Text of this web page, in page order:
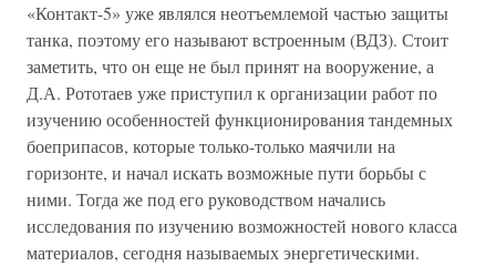
«Контакт-5» уже являлся неотъемлемой частью защиты
танка, поэтому его называют встроенным (ВДЗ). Стоит
заметить, что он еще не был принят на вооружение, а
Д.А. Рототаев уже приступил к организации работ по
изучению особенностей функционирования тандемных
боеприпасов, которые только-только маячили на
горизонте, и начал искать возможные пути борьбы с
ними. Тогда же под его руководством начались
исследования по изучению возможностей нового класса
материалов, сегодня называемых энергетическими.